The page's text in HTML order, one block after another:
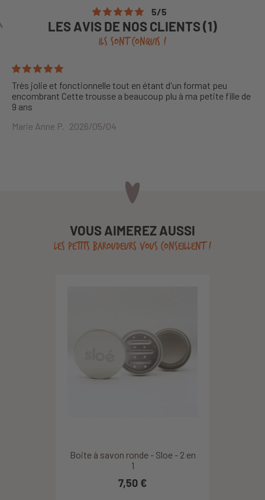
5/5
LES AVIS DE NOS CLIENTS (1)
ILS SONT CONQUIS !
Très jolie et fonctionnelle tout en étant d'un format peu
encombrant Cette trousse a beaucoup plu à ma petite fille de
9 ans
Marie Anne P. 2026/05/04
VOUS AIMEREZ AUSSI
LES PETITS BAROUDEURS VOUS CONSEILLENT !
Boite à savon ronde - Sloe - 2 en
1
7,50 €